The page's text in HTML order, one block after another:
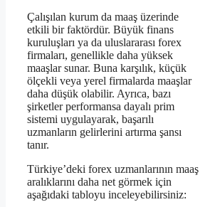
Çalışılan kurum da maaş üzerinde
etkili bir faktördür. Büyük finans
kuruluşları ya da uluslararası forex
firmaları, genellikle daha yüksek
maaşlar sunar. Buna karşılık, küçük
ölçekli veya yerel firmalarda maaşlar
daha düşük olabilir. Ayrıca, bazı
şirketler performansa dayalı prim
sistemi uygulayarak, başarılı
uzmanların gelirlerini artırma şansı
tanır.
Türkiye’deki forex uzmanlarının maaş
aralıklarını daha net görmek için
aşağıdaki tabloyu inceleyebilirsiniz: